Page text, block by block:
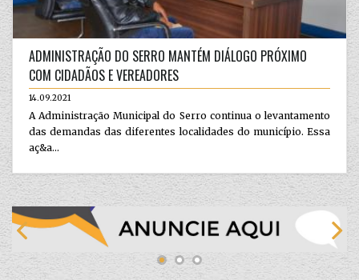
ADMINISTRAÇÃO DO SERRO MANTÉM DIÁLOGO PRÓXIMO
COM CIDADÃOS E VEREADORES
14.09.2021
A Administração Municipal do Serro continua o levantamento
das demandas das diferentes localidades do município. Essa
aç&a...